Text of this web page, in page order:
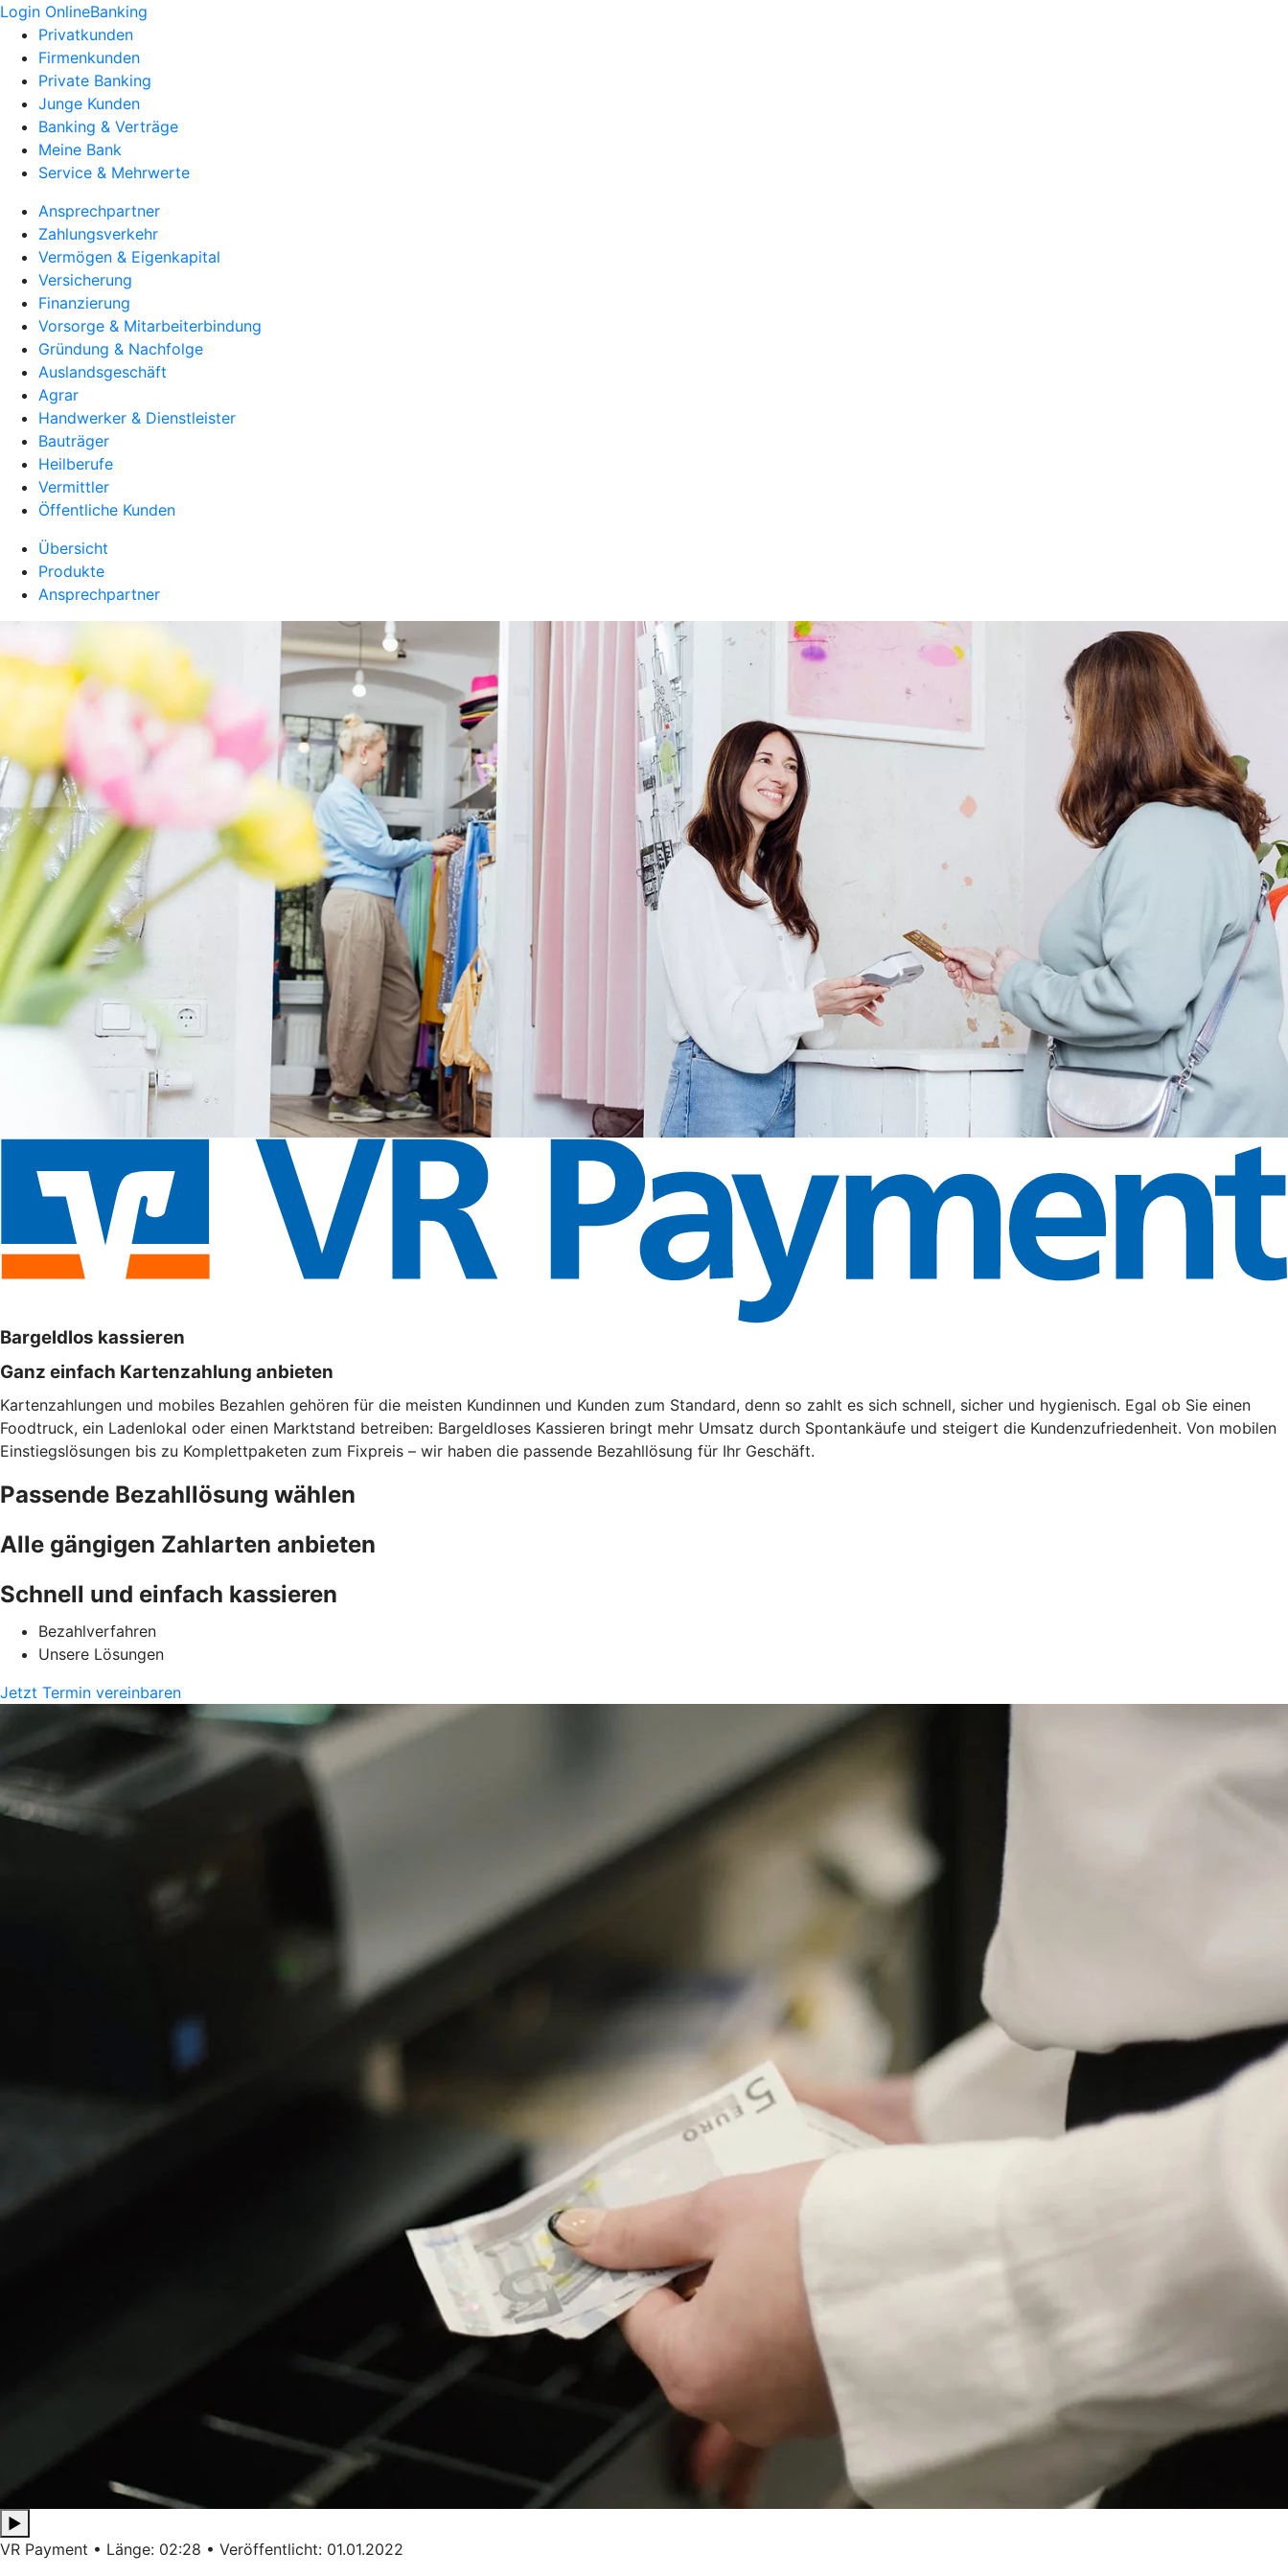
Login OnlineBanking
Privatkunden
Firmenkunden
Private Banking
Junge Kunden
Banking & Verträge
Meine Bank
Service & Mehrwerte
Ansprechpartner
Zahlungsverkehr
Vermögen & Eigenkapital
Versicherung
Finanzierung
Vorsorge & Mitarbeiterbindung
Gründung & Nachfolge
Auslandsgeschäft
Agrar
Handwerker & Dienstleister
Bauträger
Heilberufe
Vermittler
Öffentliche Kunden
Übersicht
Produkte
Ansprechpartner
Bargeldlos kassieren
Ganz einfach Kartenzahlung anbieten
Kartenzahlungen und mobiles Bezahlen gehören für die meisten Kundinnen und Kunden zum Standard, denn so zahlt es sich schnell, sicher und hygienisch. Egal ob Sie einen
Foodtruck, ein Ladenlokal oder einen Marktstand betreiben: Bargeldloses Kassieren bringt mehr Umsatz durch Spontankäufe und steigert die Kundenzufriedenheit. Von mobilen
Einstiegslösungen bis zu Komplettpaketen zum Fixpreis – wir haben die passende Bezahllösung für Ihr Geschäft.
Passende Bezahllösung wählen
Alle gängigen Zahlarten anbieten
Schnell und einfach kassieren
Bezahlverfahren
Unsere Lösungen
Jetzt Termin vereinbaren
▶
VR Payment • Länge: 02:28 • Veröffentlicht: 01.01.2022